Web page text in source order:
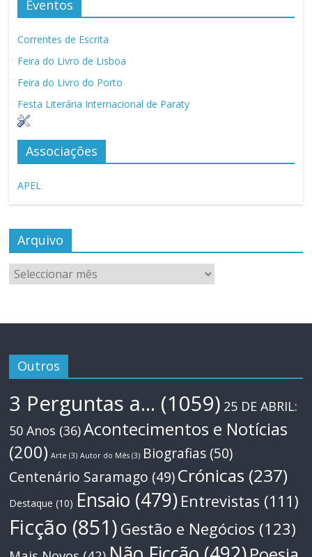
Eventos
Correntes de Escrita
Feira do Livro de Lisboa
Feira do Livro do Porto
Festa Literária Internacional de Paraty
Associações
APEL
Arquivo
Arquivo
Outros
3 Perguntas a... (1059) 25 DE ABRIL:
50 Anos (36)Acontecimentos e Notícias
(200) Arte (3) Autor do Mês (3) Biografias (50)
Centenário Saramago (49)Crónicas (237)
Destaque (10) Ensaio (479) Entrevistas (111)
Ficção (851) Gestão e Negócios (123)